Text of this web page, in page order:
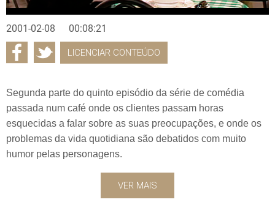
2001-02-08 00:08:21
LICENCIAR CONTEÚDO
Segunda parte do quinto episódio da série de comédia
passada num café onde os clientes passam horas
esquecidas a falar sobre as suas preocupações, e onde os
problemas da vida quotidiana são debatidos com muito
humor pelas personagens.
VER MAIS